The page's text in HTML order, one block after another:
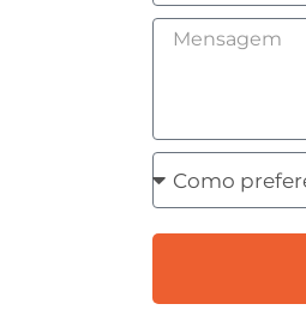
Mensagem
Como
prefere
receber
contato?